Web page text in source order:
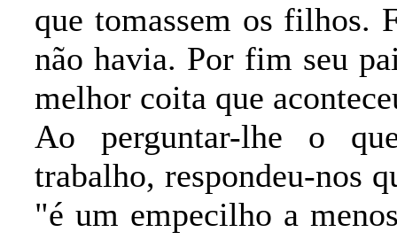
que tomassem os filhos.
não havia. Por fim seu
melhor coita que
Ao perguntar-lhe o
trabalho, respondeu-nos
"é um empecilho a